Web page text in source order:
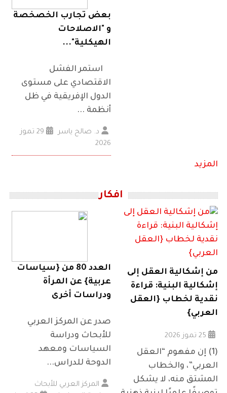
بعض تجارب الخصخصة
و "الاصلاحات
الهيكلية"...
استمر الفشل
الاقتصادي على مستوى
الدول الإفريقية في ظل
أنظمة ...
د. صالح ياسر
29 تموز
2026
المزيد
افكار
من إشكالية العقل إلى
إشكالية البنية: قراءة
نقدية لخطاب {العقل
العربي}
(1) إن مفهوم “العقل
العربي”، والخطاب
المشتق منه، لا يشكل
العدد 80 من {سياسات
عربية} عن المرأة
ودراسات أخرى
صدر عن المركز العربي
للأبحاث ودراسة
السياسات ومعهد
الدوحة للدراس...
المركز العربي للأبحاث